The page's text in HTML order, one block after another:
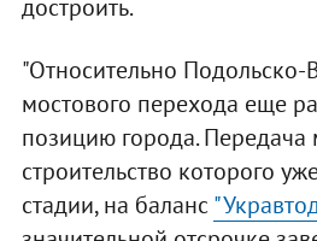
достроить.
"Относительно Подольско-
мостового перехода еще
позицию города. Передача
строительство которого
стадии, на баланс